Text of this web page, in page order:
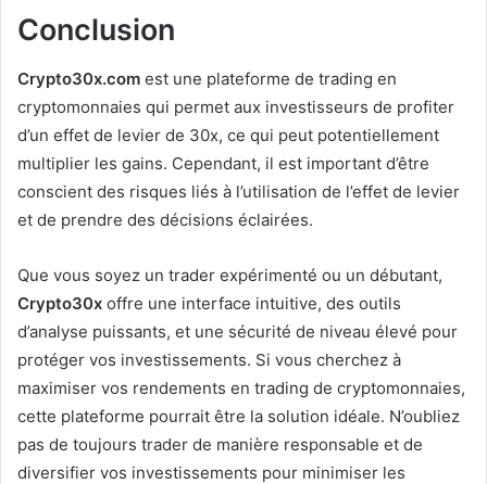
Conclusion
Crypto30x.com est une plateforme de trading en
cryptomonnaies qui permet aux investisseurs de profiter
d’un effet de levier de 30x, ce qui peut potentiellement
multiplier les gains. Cependant, il est important d’être
conscient des risques liés à l’utilisation de l’effet de levier
et de prendre des décisions éclairées.
Que vous soyez un trader expérimenté ou un débutant,
Crypto30x offre une interface intuitive, des outils
d’analyse puissants, et une sécurité de niveau élevé pour
protéger vos investissements. Si vous cherchez à
maximiser vos rendements en trading de cryptomonnaies,
cette plateforme pourrait être la solution idéale. N’oubliez
pas de toujours trader de manière responsable et de
diversifier vos investissements pour minimiser les